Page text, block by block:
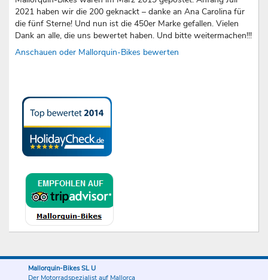
2021 haben wir die 200 geknackt – danke an Ana Carolina für
die fünf Sterne! Und nun ist die 450er Marke gefallen. Vielen
Dank an alle, die uns bewertet haben. Und bitte weitermachen!!!
Anschauen oder Mallorquin-Bikes bewerten
Mallorquin-Bikes SL U
Der Motorradspezialist auf Mallorca